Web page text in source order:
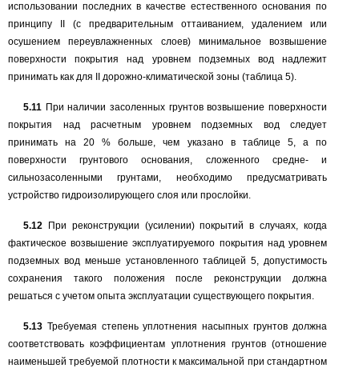
использовании последних в качестве естественного основания по
принципу
(с предварительным оттаиванием, удалением или
осушением переувлажненных слоев) минимальное возвышение
поверхности покрытия над уровнем подземных вод надлежит
принимать как для
дорожно-климатической зоны (таблица 5).
5.11 При наличии засоленных грунтов возвышение поверхности
покрытия над расчетным уровнем подземных вод следует
принимать на20 % больше, чем указано в таблице 5,а по
поверхности грунтового основания, сложенного средне- и
сильнозасоленными грунтами, необходимо предусматривать
устройство гидроизолирующего слоя или прослойки.
5.12
При реконструкции (усилении) покрытий в случаях, когда
фактическое возвышение эксплуатируемого покрытия над уровнем
подземных вод меньше установленного таблицей 5,допустимость
сохранения такого положения после реконструкции должна
решаться с учетом опыта эксплуатации существующего покрытия.
5.13 Требуемая степень уплотнения насыпных грунтов должна
соответствовать коэффициентам уплотнения грунтов (отношение
наименьшей требуемой плотности к максимальной при стандартном